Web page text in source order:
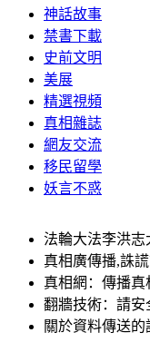
神話故事
禁書下載
史前文明
美展
精選視頻
真相雜誌
網友交流
移民留學
妖言不惑
法輪大法李洪志
真相廣傳播,誅
真相網：傳播
翻牆技術：請安
關於資料傳送的